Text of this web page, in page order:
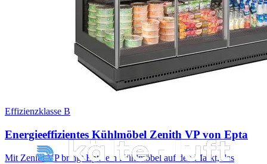
Effizienzklasse B
Energieeffizientes Kühlmöbel Zenith VP von Epta
Mit Zenith VP bringt Epta ein Kühlmöbel auf den Markt, das